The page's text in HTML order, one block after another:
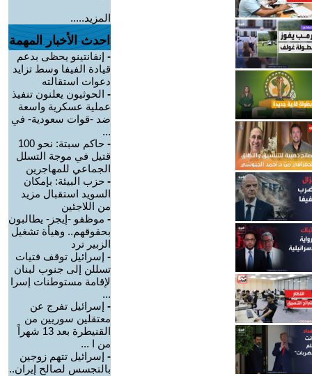
المزيد.....
احدث الأخبار المهمة
- إنفانتينو يحظى بدعم
قيادة الفيفا وسط تزايد
دعوات استقالته
- الحوثيون يعلنون تنفيذ
عملية عسكرية واسعة
ضد -قوات سعودية- في
...
-
حاكم سبتة: نحو 100
قتيل في موجة التسلل
الجماعي للمهاجرين
- حزب البيئة: بإمكان
السويد استقبال مزيد
من اللاجئين
- موظفو -إيجز- يطالبون
بحقوقهم.. وهيأة تشغيل
الزبير ترد
- إسرائيل توقف فتيات
تسللن إلى جنوب لبنان
لإقامة مستوطنات إسرا
...
- إسرائيل تفرج عن
معتقلين سوريين من
القنيطرة بعد 13 شهراً
من ا ...
- إسرائيل تتهم زوجين
بالتجسس لصالح إيران..